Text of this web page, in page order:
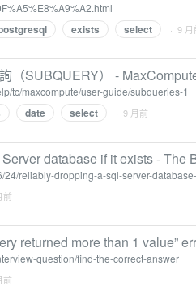
exists select · 9 月
（SUBQUERY） -
tc/maxcompute/user-guide/subqueries-1
date select · 9 月前
database if it exists - The
24/reliably-dropping-a-sql-server-
前
returned more than 1 value”
question/find-the-correct-answer
前